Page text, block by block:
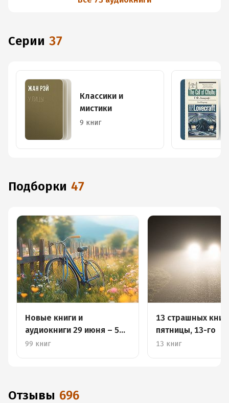
Серии 37
Классики и
мистики
9 книг
Подборки 47
Новые книги и
аудиокниги 29 июня – 5
июля
99 книг
13 страшных
пятницы, 13-го
13 книг
Отзывы 696